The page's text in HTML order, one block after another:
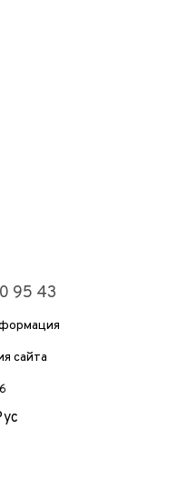
95 43
сайта